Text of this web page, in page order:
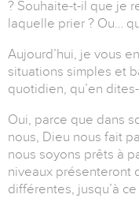
? Souhaite-t-il que je
laquelle prier ? Ou…
Aujourd’hui, je vous
situations simples et
quotidien, qu’en
Oui, parce que dans
nous, Dieu nous fait
nous soyons prêts à
niveaux présenteront
différentes, jusqu’à